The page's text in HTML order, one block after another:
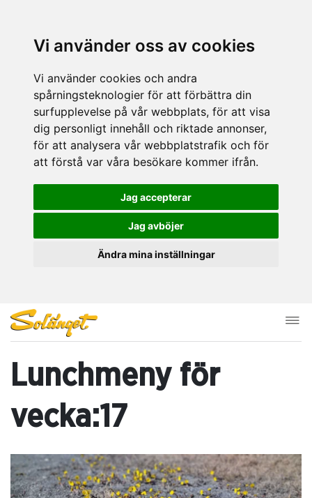
Vi använder oss av cookies
Vi använder cookies och andra
spårningsteknologier för att förbättra din
surfupplevelse på vår webbplats, för att visa
dig personligt innehåll och riktade annonser,
för att analysera vår webbplatstrafik och för
att förstå var våra besökare kommer ifrån.
Jag accepterar
Jag avböjer
Ändra mina inställningar
Lunchmeny för
vecka:17